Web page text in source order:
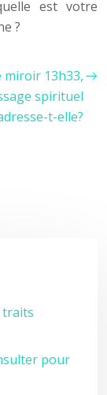
est votre
?
miroir 13h33,
spirituel
t-elle?
traits
pour